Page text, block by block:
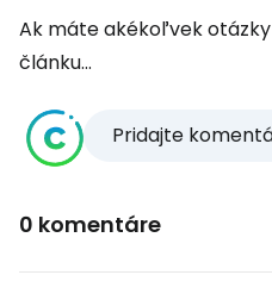
Ak máte akékoľvek
článku...
Pridajte
0 komentáre